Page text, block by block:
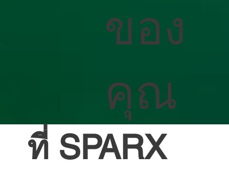
ของ
คุณ
ที่ SPARX